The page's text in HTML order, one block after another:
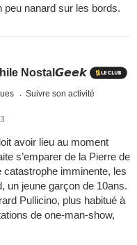
nanard sur les bords.
Nostal𝙂𝙚𝙚𝙠
Suivre son activité
avoir lieu au moment
s’emparer de la Pierre de
catastrophe imminente, les
un jeune garçon de 10ans.
Pullicino, plus habitué à
de one-man-show,